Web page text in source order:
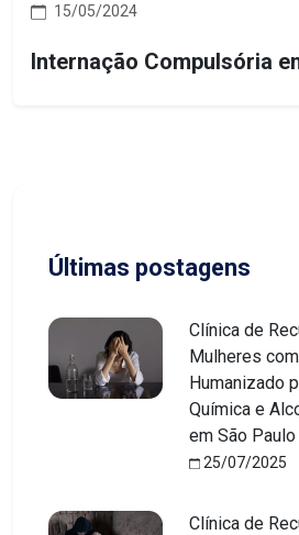
15/05/2024
Internação Compulsória
Últimas postagens
Clínica de
Mulheres
Humanizado
Química e
em São
25/07/2025
Clínica de